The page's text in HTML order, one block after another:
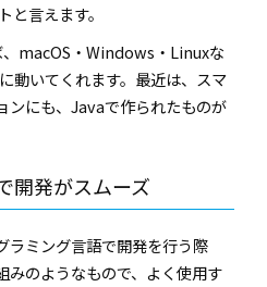
と言えます。
、macOS・Windows・Linuxな
動いてくれます。最近は、スマ
ンにも、Javaで作られたものが
開発がスムーズ
ラミング言語で開発を行う際
みのようなもので、よく使用す